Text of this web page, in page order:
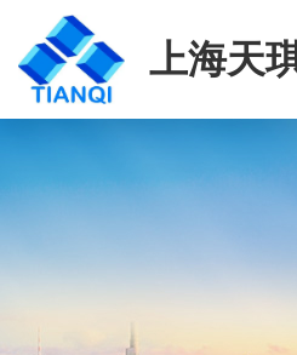
上海天